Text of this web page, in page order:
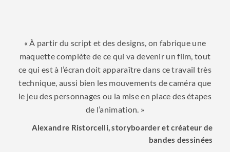
« À partir du script et des designs, on fabrique une
maquette complète de ce qui va devenir un film, tout
ce qui est à l’écran doit apparaître dans ce travail très
technique, aussi bien les mouvements de caméra que
le jeu des personnages ou la mise en place des étapes
de l’animation. »
Alexandre Ristorcelli, storyboarder et créateur de
bandes dessinées